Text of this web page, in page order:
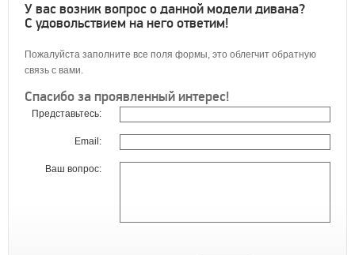
У вас возник вопрос о данной модели дивана?
С удовольствием на него ответим!
Пожалуйста заполните все поля формы, это облегчит обратную
связь с вами.
Спасибо за проявленный интерес!
Представьтесь:
Email:
Ваш вопрос: